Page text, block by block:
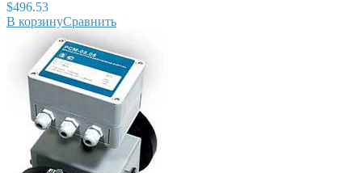
$496.53
В корзинуСравнить